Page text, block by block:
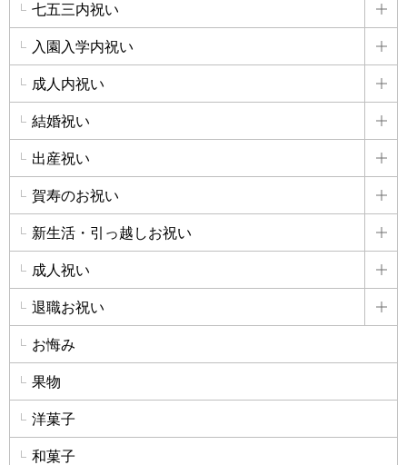
七五三内祝い
詳
入園入学内祝い
詳
成人内祝い
詳
結婚祝い
詳
出産祝い
詳
賀寿のお祝い
詳
新生活・引っ越しお祝い
詳
成人祝い
詳
退職お祝い
詳
お悔み
果物
洋菓子
和菓子